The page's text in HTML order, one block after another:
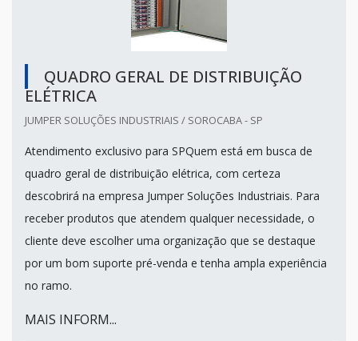
QUADRO GERAL DE DISTRIBUIÇÃO
ELÉTRICA
JUMPER SOLUÇÕES INDUSTRIAIS / SOROCABA - SP
Atendimento exclusivo para SPQuem está em busca de
quadro geral de distribuição elétrica, com certeza
descobrirá na empresa Jumper Soluções Industriais. Para
receber produtos que atendem qualquer necessidade, o
cliente deve escolher uma organização que se destaque
por um bom suporte pré-venda e tenha ampla experiência
no ramo.
MAIS INFORM...